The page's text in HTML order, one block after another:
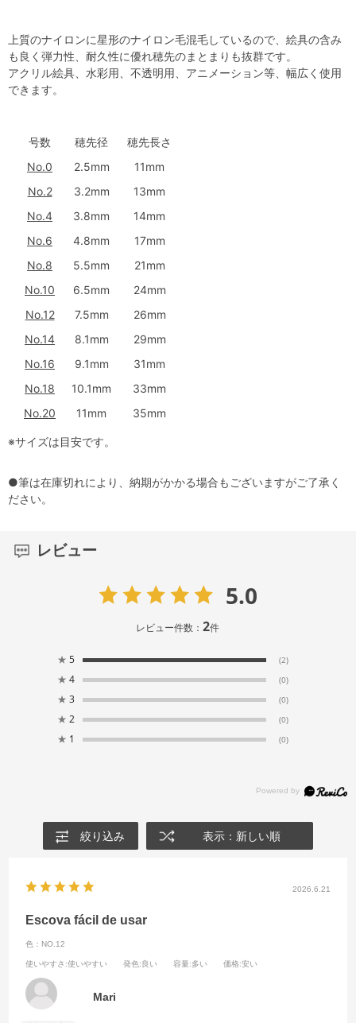
上質のナイロンに星形のナイロン毛混毛しているので、絵具の含み
も良く弾力性、耐久性に優れ穂先のまとまりも抜群です。
アクリル絵具、水彩用、不透明用、アニメーション等、幅広く使用
できます。
号数 穂先径
穂先長さ
No.0
2.5mm
11mm
No.2
3.2mm
13mm
No.4
3.8mm
14mm
No.6
4.8mm
17mm
No.8
5.5mm
21mm
No.10
6.5mm
24mm
No.12
7.5mm
26mm
No.14
8.1mm
29mm
No.16
9.1mm
31mm
No.18
10.1mm
33mm
No.20
11mm 35mm
※サイズは目安です。
●筆は在庫切れにより、納期がかかる場合もございますがご了承く
ださい。
レビュー
5.0
レビュー件数：2件
★ 5 (2)
★ 4 (0)
★ 3 (0)
★ 2 (0)
★ 1 (0)
絞り込み 表示：新しい順
2026.6.21
Escova fácil de usar
色：NO.12
使いやすさ :使いやすい 発色:良い 容量:多い 価格:安い
Mari